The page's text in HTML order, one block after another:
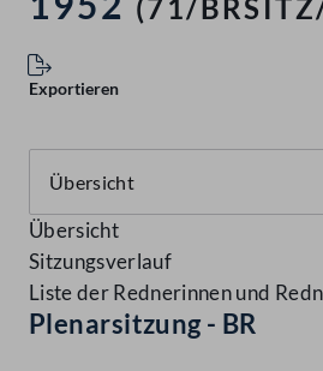
(71/
Exportieren
Übersicht
Sitzungsverlauf
Liste der Rednerinnen und
Plenarsitzung - BR